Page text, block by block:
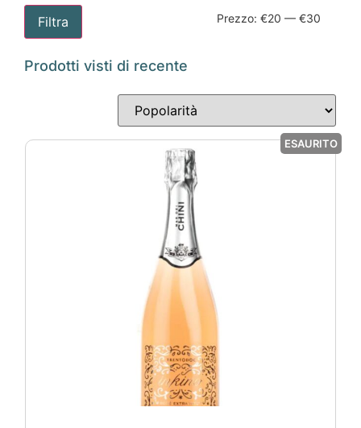
Filtra Prezzo: €20 — €30
Prodotti visti di recente
ESAURITO